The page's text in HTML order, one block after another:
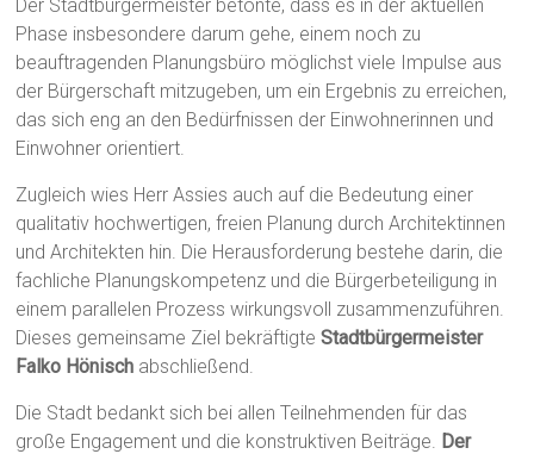
Der Stadtbürgermeister betonte, dass es in der aktuellen
Phase insbesondere darum gehe, einem noch zu
beauftragenden Planungsbüro möglichst viele Impulse aus
der Bürgerschaft mitzugeben, um ein Ergebnis zu erreichen,
das sich eng an den Bedürfnissen der Einwohnerinnen und
Einwohner orientiert.
Zugleich wies Herr Assies auch auf die Bedeutung einer
qualitativ hochwertigen, freien Planung durch Architektinnen
und Architekten hin. Die Herausforderung bestehe darin, die
fachliche Planungskompetenz und die Bürgerbeteiligung in
einem parallelen Prozess wirkungsvoll zusammenzuführen.
Dieses gemeinsame Ziel bekräftigte Stadtbürgermeister
Falko Hönisch abschließend.
Die Stadt bedankt sich bei allen Teilnehmenden für das
große Engagement und die konstruktiven Beiträge. Der